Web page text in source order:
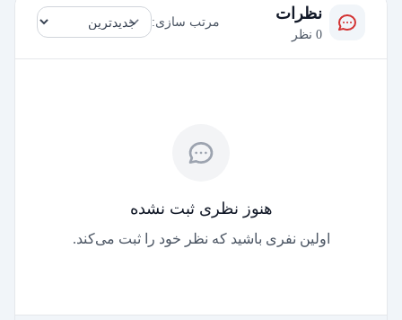
نظرات
0 نظر
مرتب سازی:
هنوز نظری ثبت نشده
اولین نفری باشید که نظر خود را ثبت می‌کند.